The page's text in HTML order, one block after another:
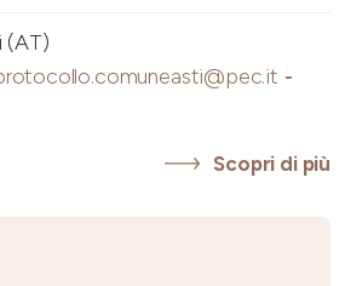
(AT)
-
Scopri di più